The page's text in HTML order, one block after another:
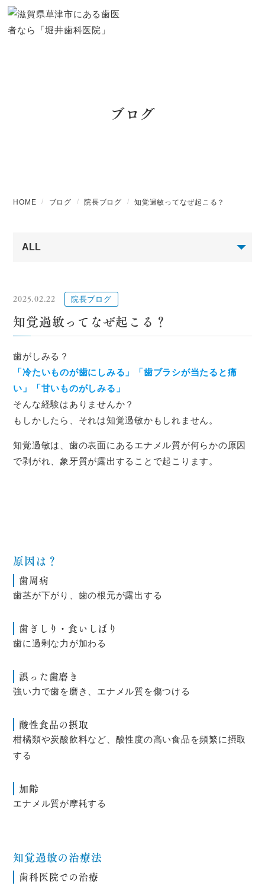
ブログ
HOME ブログ 院長ブログ 知覚過敏ってなぜ起こる？
2025.02.22 院長ブログ
知覚過敏ってなぜ起こる？
歯がしみる？
「冷たいものが歯にしみる」「歯ブラシが当たると痛
い」「甘いものがしみる」
そんな経験はありませんか？
もしかしたら、それは知覚過敏かもしれません。
知覚過敏は、歯の表面にあるエナメル質が何らかの原因
で剥がれ、象牙質が露出することで起こります。
原因は？
歯周病
歯茎が下がり、歯の根元が露出する
歯ぎしり・食いしばり
歯に過剰な力が加わる
誤った歯磨き
強い力で歯を磨き、エナメル質を傷つける
酸性食品の摂取
柑橘類や炭酸飲料など、酸性度の高い食品を頻繁に摂取
する
加齢
エナメル質が摩耗する
知覚過敏の治療法
歯科医院での治療